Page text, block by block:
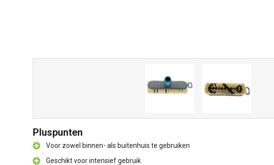
Pluspunten
Voor zowel binnen- als buitenhuis te gebruiken
Geschikt voor intensief gebruik